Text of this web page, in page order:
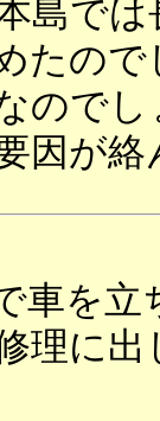
島で
たの
ので
因が
車を立
理に